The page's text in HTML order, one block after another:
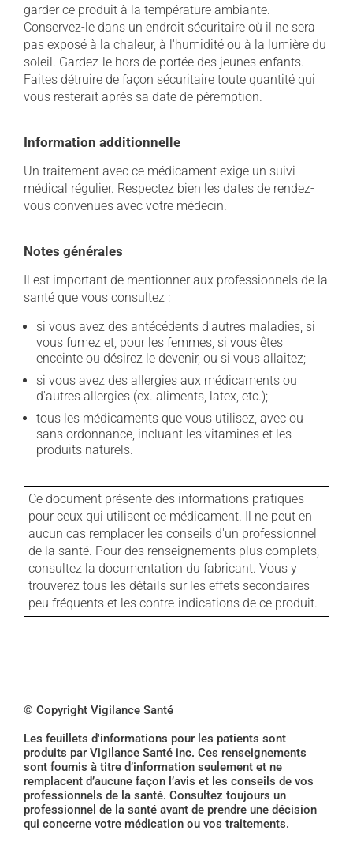
garder ce produit à la température ambiante.
Conservez-le dans un endroit sécuritaire où il ne sera
pas exposé à la chaleur, à l'humidité ou à la lumière du
soleil. Gardez-le hors de portée des jeunes enfants.
Faites détruire de façon sécuritaire toute quantité qui
vous resterait après sa date de péremption.
Information additionnelle
Un traitement avec ce médicament exige un suivi
médical régulier. Respectez bien les dates de rendez-
vous convenues avec votre médecin.
Notes générales
Il est important de mentionner aux professionnels de la
santé que vous consultez :
si vous avez des antécédents d'autres maladies, si
vous fumez et, pour les femmes, si vous êtes
enceinte ou désirez le devenir, ou si vous allaitez;
si vous avez des allergies aux médicaments ou
d'autres allergies (ex. aliments, latex, etc.);
tous les médicaments que vous utilisez, avec ou
sans ordonnance, incluant les vitamines et les
produits naturels.
Ce document présente des informations pratiques
pour ceux qui utilisent ce médicament. Il ne peut en
aucun cas remplacer les conseils d'un professionnel
de la santé. Pour des renseignements plus complets,
consultez la documentation du fabricant. Vous y
trouverez tous les détails sur les effets secondaires
peu fréquents et les contre-indications de ce produit.
© Copyright Vigilance Santé
Les feuillets d'informations pour les patients sont
produits par Vigilance Santé inc. Ces renseignements
sont fournis à titre d’information seulement et ne
remplacent d’aucune façon l’avis et les conseils de vos
professionnels de la santé. Consultez toujours un
professionnel de la santé avant de prendre une décision
qui concerne votre médication ou vos traitements.